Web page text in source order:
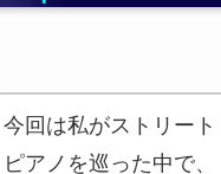
今回は私がストリート
ピアノを巡った中で、